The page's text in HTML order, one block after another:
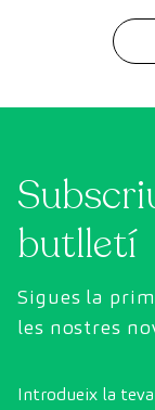
cada diagnòstic
butlletí
Sigues la
les nostres
Introdueix la